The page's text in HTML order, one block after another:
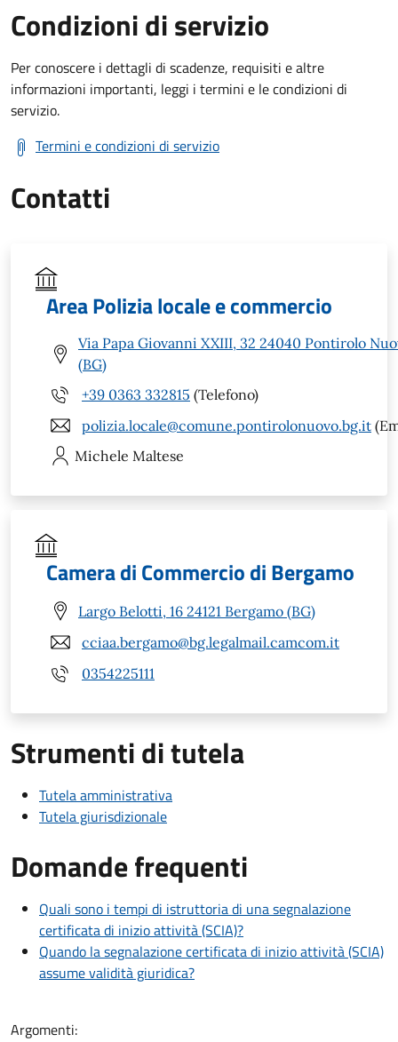
Condizioni di servizio
Per conoscere i dettagli di scadenze, requisiti e altre
informazioni importanti, leggi i termini e le condizioni di
servizio.
Termini e condizioni di servizio
Contatti
Area Polizia locale e commercio
Via Papa Giovanni XXIII, 32 24040 Pontirolo
(BG)
+39 0363 332815 (Telefono)
polizia.locale@comune.pontirolonuovo.bg.it
Michele Maltese
Camera di Commercio di Bergamo
Largo Belotti, 16 24121 Bergamo (BG)
cciaa.bergamo@bg.legalmail.camcom.it
0354225111
Strumenti di tutela
Tutela amministrativa
Tutela giurisdizionale
Domande frequenti
Quali sono i tempi di istruttoria di una segnalazione
certificata di inizio attività (SCIA)?
Quando la segnalazione certificata di inizio attività (SCIA)
assume validità giuridica?
Argomenti: